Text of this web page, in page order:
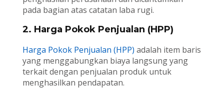
pada bagian atas catatan laba rugi.
2. Harga Pokok Penjualan (HPP)
Harga Pokok Penjualan (HPP) adalah item baris
yang menggabungkan biaya langsung yang
terkait dengan penjualan produk untuk
menghasilkan pendapatan.